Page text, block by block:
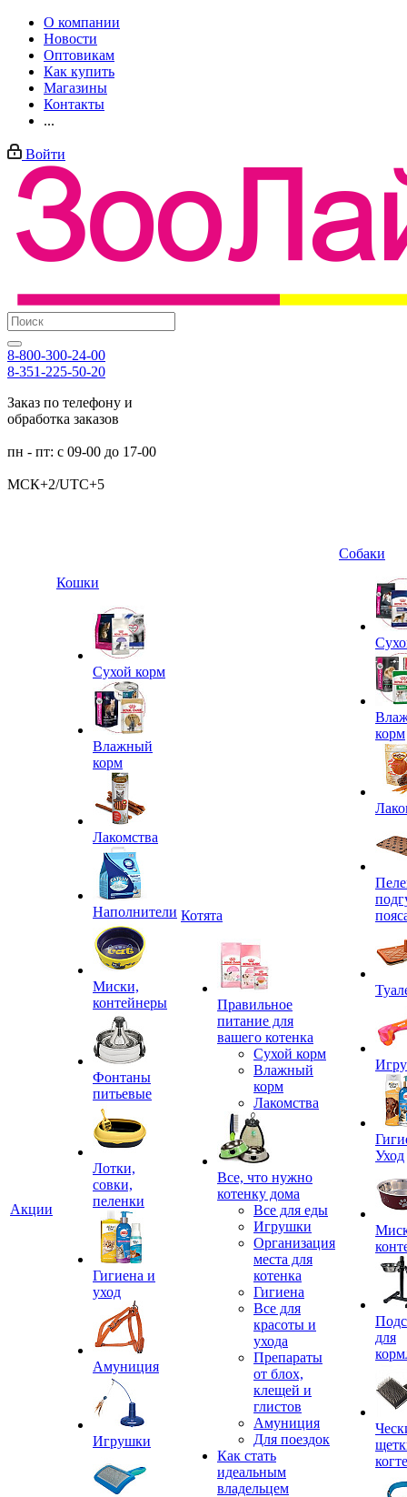
О компании
Новости
Оптовикам
Как купить
Магазины
Контакты
...
Войти
8-800-300-24-00
8-351-225-50-20
Заказ по телефону и
обработка заказов
пн - пт: с 09-00 до 17-00
МСК+2/UTC+5
Акции
Кошки
Сухой корм
Влажный
корм
Лакомства
Наполнители
Миски,
контейнеры
Фонтаны
питьевые
Лотки,
совки,
пеленки
Гигиена и
уход
Амуниция
Игрушки
Котята
Правильное
питание для
вашего котенка
Сухой корм
Влажный
корм
Лакомства
Все, что нужно
котенку дома
Все для еды
Игрушки
Организация
места для
котенка
Гигиена
Все для
красоты и
ухода
Препараты
от блох,
клещей и
глистов
Амуниция
Для поездок
Как стать
идеальным
владельцем
Собаки
корм
Уход
для